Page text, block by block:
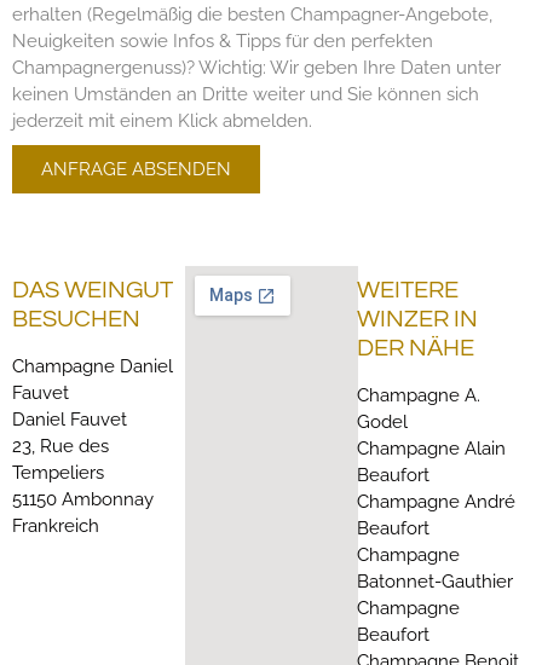
erhalten (Regelmäßig die besten Champagner-Angebote,
Neuigkeiten sowie Infos & Tipps für den perfekten
Champagnergenuss)? Wichtig: Wir geben Ihre Daten unter
keinen Umständen an Dritte weiter und Sie können sich
jederzeit mit einem Klick abmelden.
ANFRAGE ABSENDEN
DAS WEINGUT
BESUCHEN
Champagne Daniel
Fauvet
Daniel Fauvet
23, Rue des
Tempeliers
51150 Ambonnay
Frankreich
WEITERE
WINZER IN
DER NÄHE
Champagne A.
Godel
Champagne Alain
Beaufort
Champagne André
Beaufort
Champagne
Batonnet-Gauthier
Champagne
Beaufort